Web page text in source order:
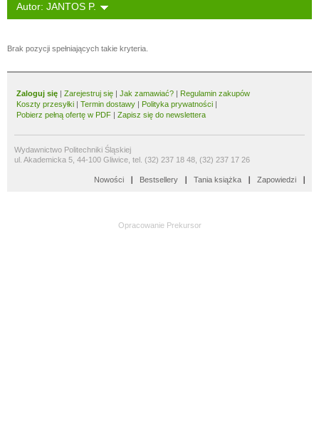
Autor: JANTOS P.
Brak pozycji spełniających takie kryteria.
Zaloguj się | Zarejestruj się | Jak zamawiać? | Regulamin zakupów
Koszty przesyłki | Termin dostawy | Polityka prywatności |
Pobierz pełną ofertę w PDF | Zapisz się do newslettera
Wydawnictwo Politechniki Śląskiej
ul. Akademicka 5, 44-100 Gliwice, tel. (32) 237 18 48, (32) 237 17 26
Nowości Bestsellery Tania książka Zapowiedzi
Opracowanie Prekursor